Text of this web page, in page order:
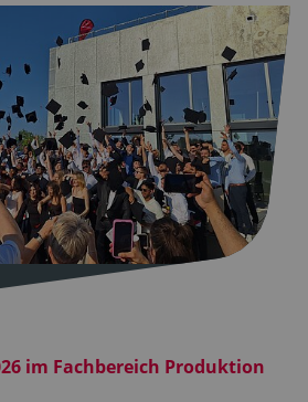
im Fachbereich Produktion